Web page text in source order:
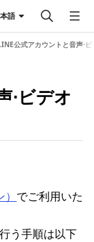
語
公式アカウントと音声⋅
⋅ビデオ
でご利用いた
う手順は以下